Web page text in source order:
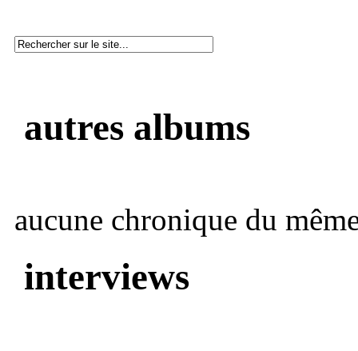
autres albums
aucune chronique du
interviews